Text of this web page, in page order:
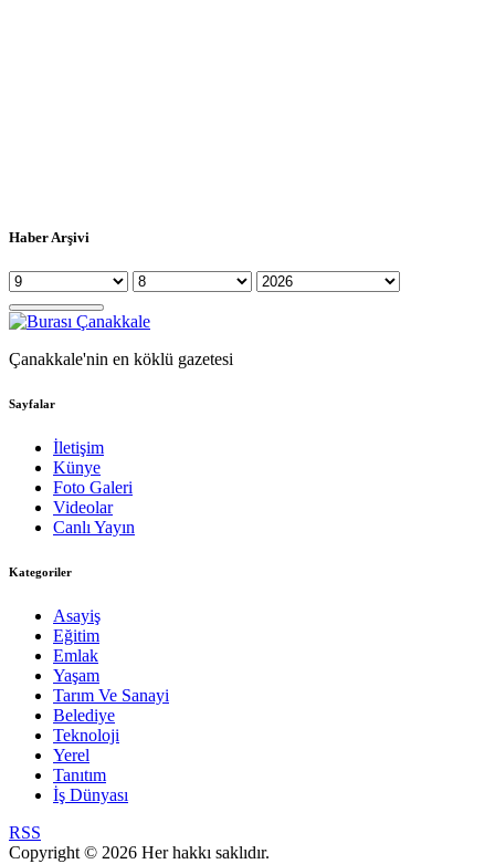
Haber Arşivi
Çanakkale'nin en köklü gazetesi
Sayfalar
İletişim
Künye
Foto Galeri
Videolar
Canlı Yayın
Kategoriler
Asayiş
Eğitim
Emlak
Yaşam
Tarım Ve Sanayi
Belediye
Teknoloji
Yerel
Tanıtım
İş Dünyası
RSS
Copyright © 2026 Her hakkı saklıdır.